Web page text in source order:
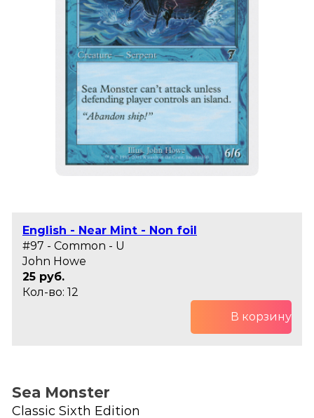
English - Near Mint - Non foil
#97 - Common - U
John Howe
25 руб.
Кол-во: 12
В корзину
Sea Monster
Classic Sixth Edition